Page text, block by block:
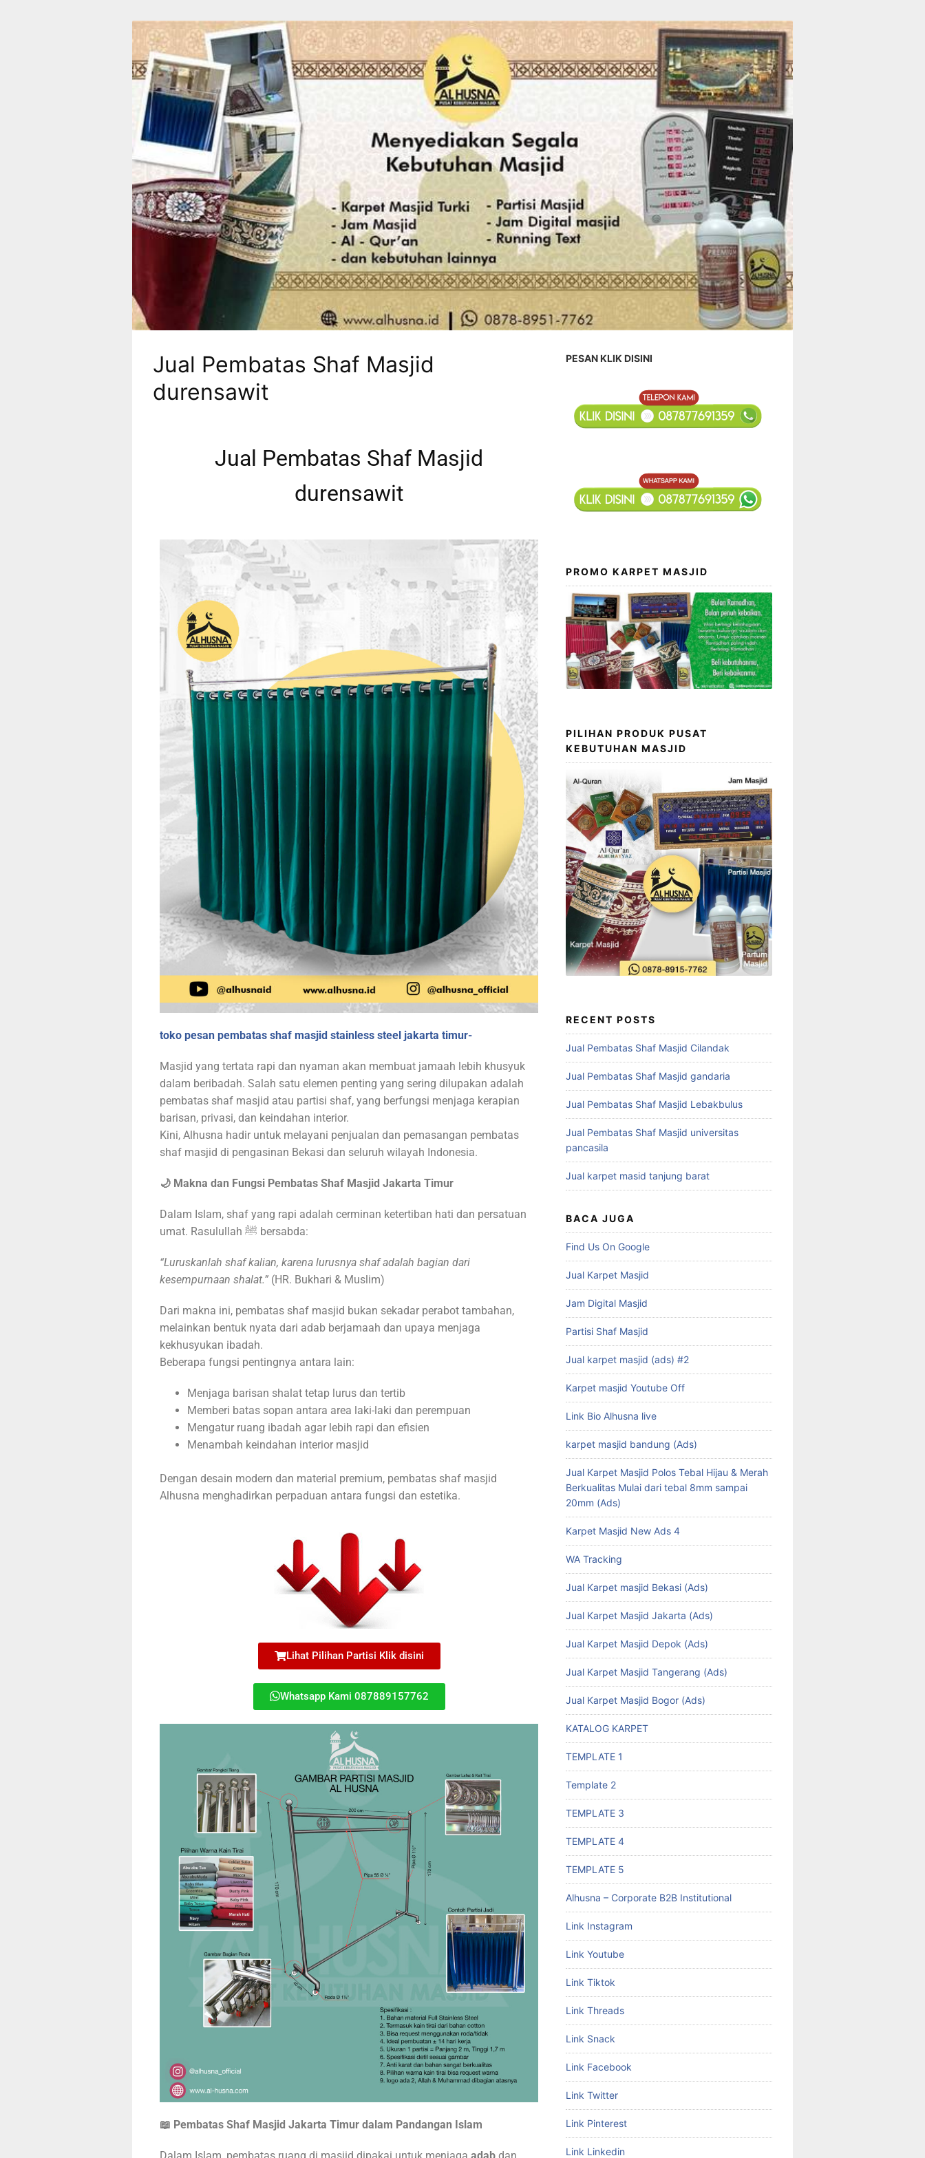
Jual Pembatas Shaf Masjid
durensawit
Jual Pembatas Shaf Masjid
durensawit
toko pesan pembatas shaf masjid stainless steel jakarta timur-
Masjid yang tertata rapi dan nyaman akan membuat jamaah lebih khusyuk
dalam beribadah. Salah satu elemen penting yang sering dilupakan adalah
pembatas shaf masjid atau partisi shaf, yang berfungsi menjaga kerapian
barisan, privasi, dan keindahan interior.
Kini, Alhusna hadir untuk melayani penjualan dan pemasangan pembatas
shaf masjid di pengasinan Bekasi dan seluruh wilayah Indonesia.
🌙 Makna dan Fungsi Pembatas Shaf Masjid Jakarta Timur
Dalam Islam, shaf yang rapi adalah cerminan ketertiban hati dan persatuan
umat. Rasulullah ﷺ bersabda:
“Luruskanlah shaf kalian, karena lurusnya shaf adalah bagian dari
kesempurnaan shalat.” (HR. Bukhari & Muslim)
Dari makna ini, pembatas shaf masjid bukan sekadar perabot tambahan,
melainkan bentuk nyata dari adab berjamaah dan upaya menjaga
kekhusyukan ibadah.
Beberapa fungsi pentingnya antara lain:
Menjaga barisan shalat tetap lurus dan tertib
Memberi batas sopan antara area laki-laki dan perempuan
Mengatur ruang ibadah agar lebih rapi dan efisien
Menambah keindahan interior masjid
Dengan desain modern dan material premium, pembatas shaf masjid
Alhusna menghadirkan perpaduan antara fungsi dan estetika.
Lihat Pilihan Partisi Klik disini
Whatsapp Kami 087889157762
📖 Pembatas Shaf Masjid Jakarta Timur dalam Pandangan Islam
PESAN KLIK DISINI
PROMO KARPET MASJID
PILIHAN PRODUK PUSAT
KEBUTUHAN MASJID
RECENT POSTS
Jual Pembatas Shaf Masjid Cilandak
Jual Pembatas Shaf Masjid gandaria
Jual Pembatas Shaf Masjid Lebakbulus
Jual Pembatas Shaf Masjid universitas
pancasila
Jual karpet masid tanjung barat
BACA JUGA
Find Us On Google
Jual Karpet Masjid
Jam Digital Masjid
Partisi Shaf Masjid
Jual karpet masjid (ads) #2
Karpet masjid Youtube Off
Link Bio Alhusna live
karpet masjid bandung (Ads)
Jual Karpet Masjid Polos Tebal Hijau & Merah
Berkualitas Mulai dari tebal 8mm sampai
20mm (Ads)
Karpet Masjid New Ads 4
WA Tracking
Jual Karpet masjid Bekasi (Ads)
Jual Karpet Masjid Jakarta (Ads)
Jual Karpet Masjid Depok (Ads)
Jual Karpet Masjid Tangerang (Ads)
Jual Karpet Masjid Bogor (Ads)
KATALOG KARPET
TEMPLATE 1
Template 2
TEMPLATE 3
TEMPLATE 4
TEMPLATE 5
Alhusna – Corporate B2B Institutional
Link Instagram
Link Youtube
Link Tiktok
Link Threads
Link Snack
Link Facebook
Link Twitter
Link Pinterest
Link Linkedin